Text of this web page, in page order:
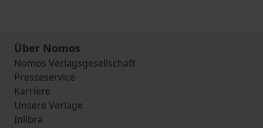
Über Nomos
Nomos Verlagsgesellschaft
Presseservice
Karriere
Unsere Verlage
Inlibra